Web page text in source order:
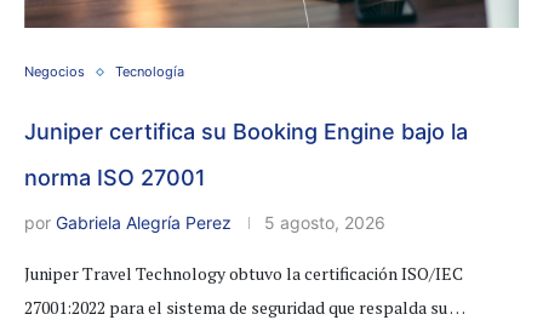
Negocios Tecnología
Juniper certifica su Booking Engine bajo la
norma ISO 27001
por Gabriela Alegría Perez 5 agosto, 2026
Juniper Travel Technology obtuvo la certificación ISO/IEC
27001:2022 para el sistema de seguridad que respalda su …